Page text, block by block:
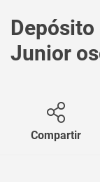
Depósito
Junior
Compartir